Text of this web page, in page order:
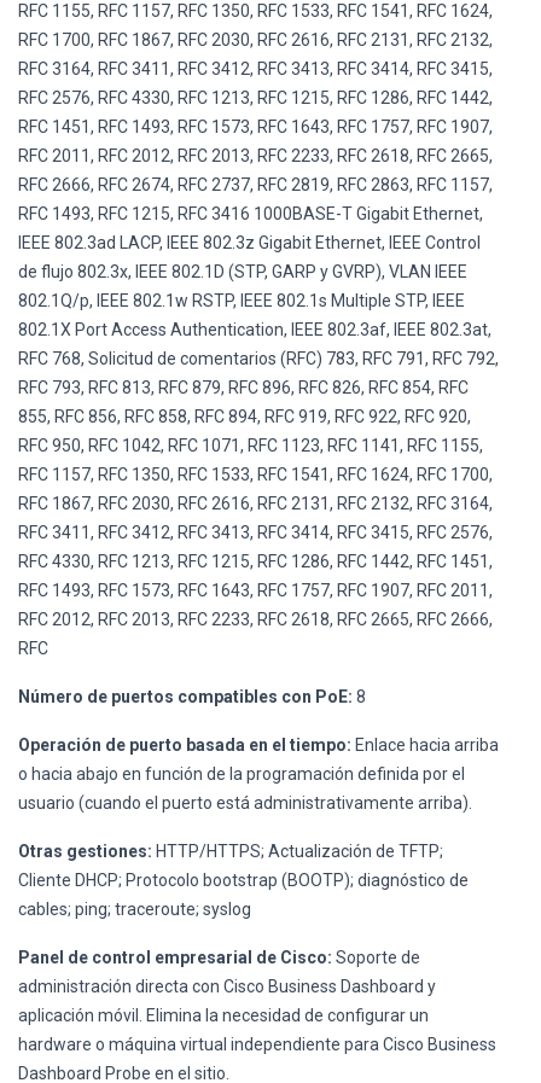
RFC 1155, RFC 1157, RFC 1350, RFC 1533, RFC 1541, RFC 1624,
RFC 1700, RFC 1867, RFC 2030, RFC 2616, RFC 2131, RFC 2132,
RFC 3164, RFC 3411, RFC 3412, RFC 3413, RFC 3414, RFC 3415,
RFC 2576, RFC 4330, RFC 1213, RFC 1215, RFC 1286, RFC 1442,
RFC 1451, RFC 1493, RFC 1573, RFC 1643, RFC 1757, RFC 1907,
RFC 2011, RFC 2012, RFC 2013, RFC 2233, RFC 2618, RFC 2665,
RFC 2666, RFC 2674, RFC 2737, RFC 2819, RFC 2863, RFC 1157,
RFC 1493, RFC 1215, RFC 3416 1000BASE-T Gigabit Ethernet,
IEEE 802.3ad LACP, IEEE 802.3z Gigabit Ethernet, IEEE Control
de flujo 802.3x, IEEE 802.1D (STP, GARP y GVRP), VLAN IEEE
802.1Q/p, IEEE 802.1w RSTP, IEEE 802.1s Multiple STP, IEEE
802.1X Port Access Authentication, IEEE 802.3af, IEEE 802.3at,
RFC 768, Solicitud de comentarios (RFC) 783, RFC 791, RFC 792,
RFC 793, RFC 813, RFC 879, RFC 896, RFC 826, RFC 854, RFC
855, RFC 856, RFC 858, RFC 894, RFC 919, RFC 922, RFC 920,
RFC 950, RFC 1042, RFC 1071, RFC 1123, RFC 1141, RFC 1155,
RFC 1157, RFC 1350, RFC 1533, RFC 1541, RFC 1624, RFC 1700,
RFC 1867, RFC 2030, RFC 2616, RFC 2131, RFC 2132, RFC 3164,
RFC 3411, RFC 3412, RFC 3413, RFC 3414, RFC 3415, RFC 2576,
RFC 4330, RFC 1213, RFC 1215, RFC 1286, RFC 1442, RFC 1451,
RFC 1493, RFC 1573, RFC 1643, RFC 1757, RFC 1907, RFC 2011,
RFC 2012, RFC 2013, RFC 2233, RFC 2618, RFC 2665, RFC 2666,
RFC
Número de puertos compatibles con PoE: 8
Operación de puerto basada en el tiempo: Enlace hacia arriba
o hacia abajo en función de la programación definida por el
usuario (cuando el puerto está administrativamente arriba).
Otras gestiones: HTTP/HTTPS; Actualización de TFTP;
Cliente DHCP; Protocolo bootstrap (BOOTP); diagnóstico de
cables; ping; traceroute; syslog
Panel de control empresarial de Cisco: Soporte de
administración directa con Cisco Business Dashboard y
aplicación móvil. Elimina la necesidad de configurar un
hardware o máquina virtual independiente para Cisco Business
Dashboard Probe en el sitio.